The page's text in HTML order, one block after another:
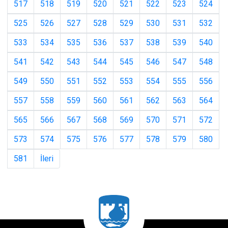
517 518 519 520 521 522 523
524
525
526 527 528 529 530 531
532
533
534 535 536 537 538 539
540
541
542 543 544 545 546 547
548
549
550 551 552 553 554 555
556
557
558 559 560 561 562 563
564
565
566 567 568 569 570 571
572
573
574 575 576 577 578 579
580
581
İleri